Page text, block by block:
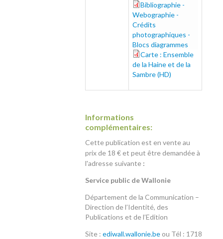
biblio.pdf
Bibliographie -
Webographie -
Crédits
photographiques -
Blocs diagrammes
carte_hd.pdf
Carte : Ensemble
de la Haine et de la
Sambre (HD)
Informations
complémentaires:
Cette publication est en vente au
prix de 18 € et peut être demandée à
l'adresse suivante :
Service public de Wallonie
Département de la Communication –
Direction de l’Identité, des
Publications et de l’Edition
Site :ediwall.wallonie.be ou Tél : 1718